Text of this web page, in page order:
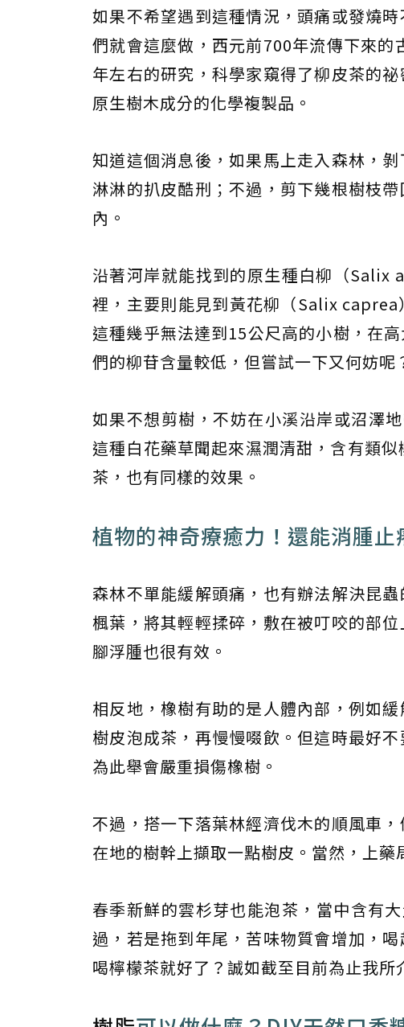
如果不希望遇到這種情況，頭痛或發燒
們就會這麼做，西元前700年流傳下來
年左右的研究，科學家窺得了柳皮茶的
原生樹木成分的化學複製品。
知道這個消息後，如果馬上走入森林，
淋淋的扒皮酷刑；不過，剪下幾根樹枝
內。
沿著河岸就能找到的原生種白柳（Salix
裡，主要則能見到黃花柳（Salix
這種幾乎無法達到15公尺高的小樹，在
們的柳苷含量較低，但嘗試一下又何妨呢
如果不想剪樹，不妨在小溪沿岸或沼澤
這種白花藥草聞起來濕潤清甜，含有類
茶，也有同樣的效果。
植物的神奇療癒力！還能消腫止
森林不單能緩解頭痛，也有辦法解決昆
楓葉，將其輕輕揉碎，敷在被叮咬的部
腳浮腫也很有效。
相反地，橡樹有助的是人體內部，例如
樹皮泡成茶，再慢慢啜飲。但這時最好
為此舉會嚴重損傷橡樹。
不過，搭一下落葉林經濟伐木的順風車
在地的樹幹上擷取一點樹皮。當然，上
春季新鮮的雲杉芽也能泡茶，當中含有
過，若是拖到年尾，苦味物質會增加，
喝檸檬茶就好了？誠如截至目前為止我